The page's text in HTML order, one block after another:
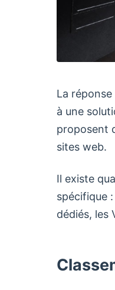
La
à une
proposent
sites web.
Il existe
spécifique
dédiés, les